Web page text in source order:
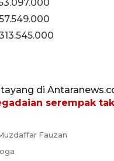
di
serempak
Fauzan